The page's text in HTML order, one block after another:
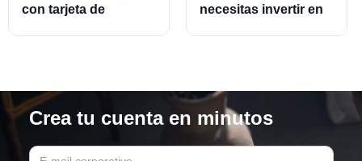
con tarjeta de
necesitas invertir en
Crea tu cuenta en minutos